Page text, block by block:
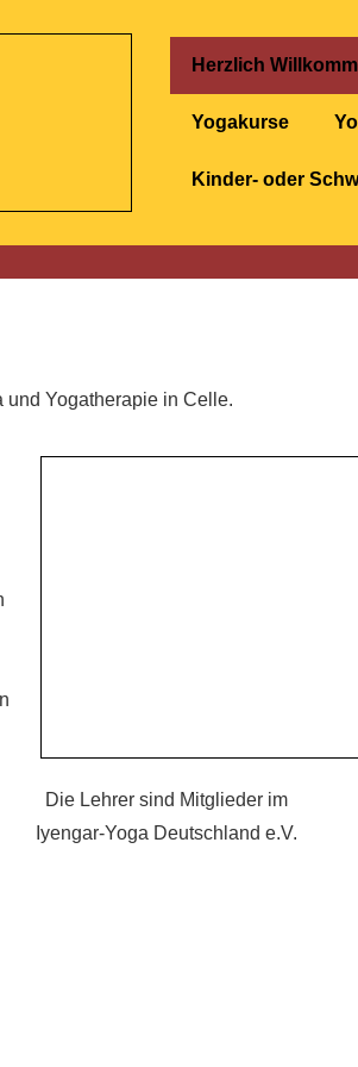
Hauptnavigation
Herzlich
Yogakurse
Kinder- oder
und Yogatherapie in Celle.
Die Lehrer sind Mitglieder im
Iyengar-Yoga Deutschland e.V.